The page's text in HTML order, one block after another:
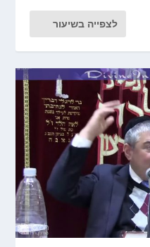
לצפייה בשיעור